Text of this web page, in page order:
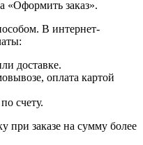
«Оформить заказ».
В интернет-
доставке.
оплата картой
счету.
при заказе на сумму более